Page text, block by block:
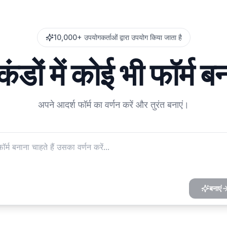
10,000+ उपयोगकर्ताओं द्वारा उपयोग किया जाता है
में कोई भी फॉर्म
अपने आदर्श फॉर्म का वर्णन करें और तुरंत बनाएं।
बनाएं